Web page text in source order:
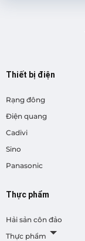
Thiết bị điện
Rạng đông
Điện quang
Cadivi
Sino
Panasonic
Thực phẩm
Hải sản côn đảo
Thực phẩm